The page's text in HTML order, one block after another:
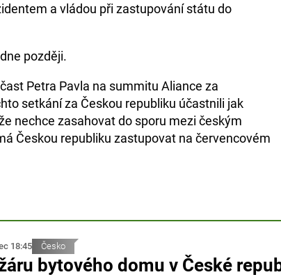
a vládou při zastupování státu do
později.
Petra Pavla na summitu Aliance za
setkání za Českou republiku účastnili jak
nechce zasahovat do sporu mezi českým
Českou republiku zastupovat na červencovém
18:45 Česko
bytového domu v České